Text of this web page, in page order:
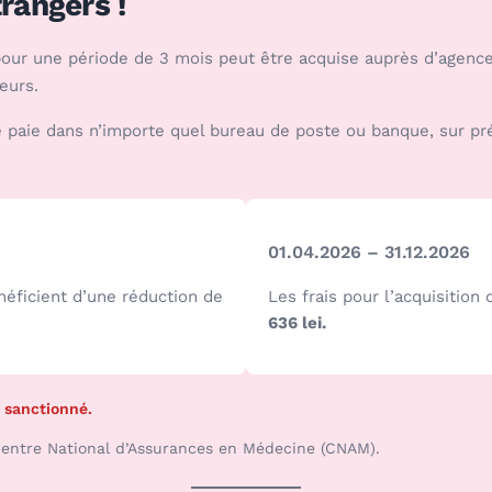
une période de 3 mois peut être acquise auprès
dans n’importe quel bureau de poste ou banque, sur
d’une réduction de
01.04.2026 – 31.12.2026
Les frais pour l’acquisition
636 lei.
National d’Assurances en Médecine (CNAM).